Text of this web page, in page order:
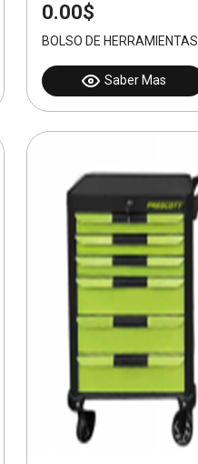
0.00$
BOLSO DE HERRAMIENTAS
Saber Mas